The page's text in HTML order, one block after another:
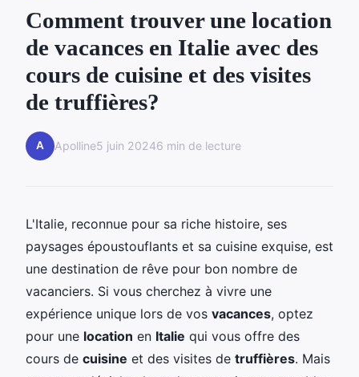
Comment trouver une location
de vacances en Italie avec des
cours de cuisine et des visites
de truffières?
A Apolline5 juin 20246 min de lecture
L'Italie, reconnue pour sa riche histoire, ses
paysages époustouflants et sa cuisine exquise, est
une destination de rêve pour bon nombre de
vacanciers. Si vous cherchez à vivre une
expérience unique lors de vos vacances, optez
pour une location en Italie qui vous offre des
cours de cuisine et des visites de truffières. Mais